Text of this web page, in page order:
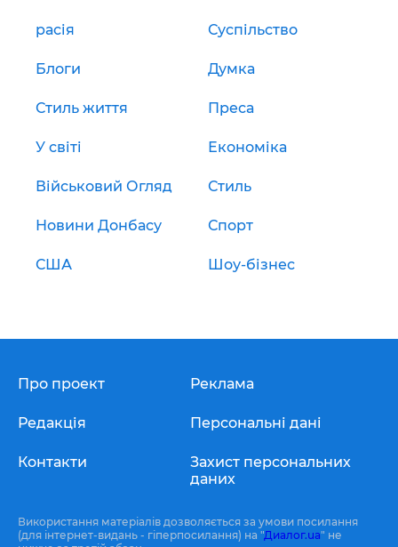
расія Суспільство
Блоги Думка
Стиль життя Преса
У світі Економіка
Військовий Огляд Стиль
Новини Донбасу Спорт
США Шоу-бізнес
Про проект
Редакція
Контакти
Реклама
Персональні дані
Захист персональних
даних
Використання матеріалів дозволяється за умови посилання
(для інтернет-видань - гіперпосилання) на "Диалог.ua" не